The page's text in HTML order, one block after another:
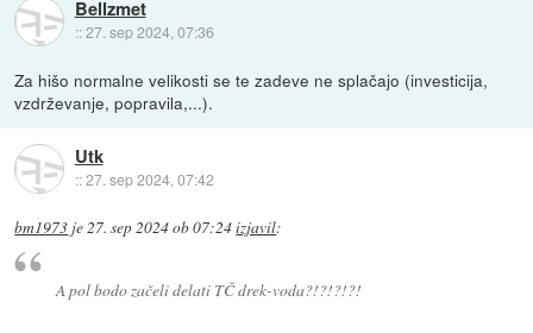
Bellzmet
::27. sep 2024, 07:36
Za hišo normalne velikosti se te zadeve ne splačajo (investicija,
vzdrževanje, popravila,...).
Utk
::27. sep 2024, 07:42
bm1973 je27. sep 2024 ob 07:24izjavil:
A pol bodo začeli delati TČ drek-voda?!?!?!?!